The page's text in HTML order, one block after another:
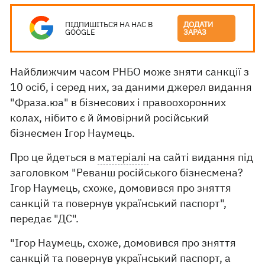
ПІДПИШІТЬСЯ НА НАС В
GOOGLE
ДОДАТИ
ЗАРАЗ
Найближчим часом РНБО може зняти санкції з
10 осіб, і серед них, за даними джерел видання
"Фраза.юа" в бізнесових і правоохоронних
колах, нібито є й ймовірний російський
бізнесмен Ігор Наумець.
Про це йдеться в матеріалі на сайті видання під
заголовком "Реванш російського бізнесмена?
Ігор Наумець, схоже, домовився про зняття
санкцій та повернув український паспорт",
передає "ДС".
"Ігор Наумець, схоже, домовився про зняття
санкцій та повернув український паспорт, а